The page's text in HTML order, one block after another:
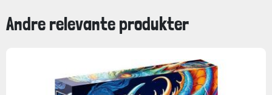
Andre relevante produkter